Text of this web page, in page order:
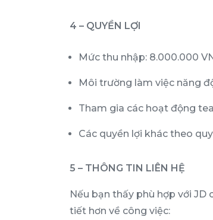
4 – QUYỀN LỢI
Mức thu nhập: 8.000.000
Môi trường làm việc năng
Tham gia các hoạt động
Các quyền lợi khác theo
5 – THÔNG TIN LIÊN HỆ
Nếu bạn thấy phù hợp với
tiết hơn về công việc: